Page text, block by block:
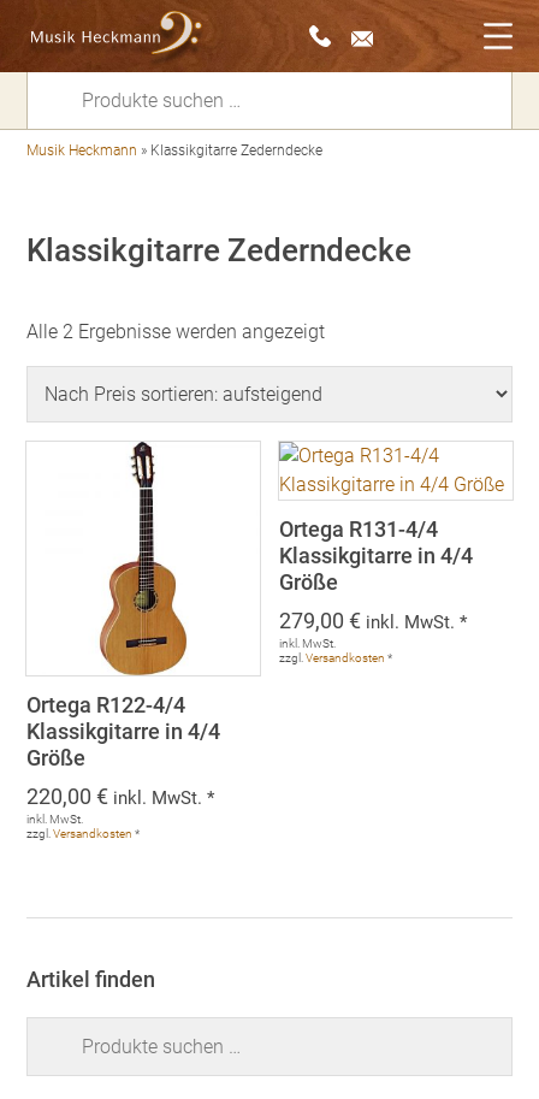
Musik Heckmann » Klassikgitarre Zederndecke
Klassikgitarre Zederndecke
Alle 2 Ergebnisse werden angezeigtNach
aufsteigend
Ortega R122-4/4
Klassikgitarre in 4/4
Größe
220,00€ inkl. MwSt. *
inkl. MwSt.
zzgl.Versandkosten *
Ortega R131-4/4
Klassikgitarre in 4/4
Größe
279,00€ inkl. MwSt. *
inkl. MwSt.
zzgl.Versandkosten *
Artikel finden